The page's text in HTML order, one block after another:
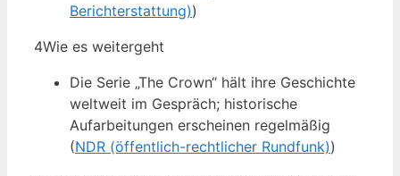
Berichterstattung))
4Wie es weitergeht
Die Serie „The Crown“ hält ihre Geschichte
weltweit im Gespräch; historische
Aufarbeitungen erscheinen regelmäßig
(NDR (öffentlich-rechtlicher Rundfunk))